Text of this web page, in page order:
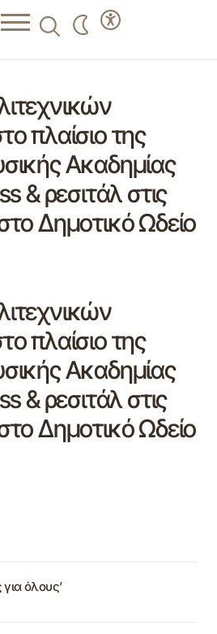
πλαίσιο της
Ακαδημίας
& ρεσιτάλ στις
Δημοτικό Ωδείο
πλαίσιο της
Ακαδημίας
& ρεσιτάλ στις
Δημοτικό Ωδείο
όλους’